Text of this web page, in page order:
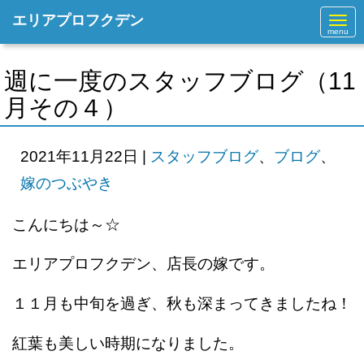
N
a
v
a
o
エリアプロフクデン
週に一度のスタッフブログ（11
月その４）
2021年11月22日 | スタッフブログ、 ブログ、
嫁のつぶやき
こんにちは～☆
エリアプロフクデン、店長の嫁です。
１１月も中旬を過ぎ、秋も深まってきましたね！
紅葉も美しい時期になりました。